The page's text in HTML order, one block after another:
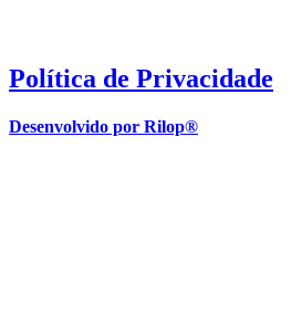
Política de Privacidade
Desenvolvido por Rilop®